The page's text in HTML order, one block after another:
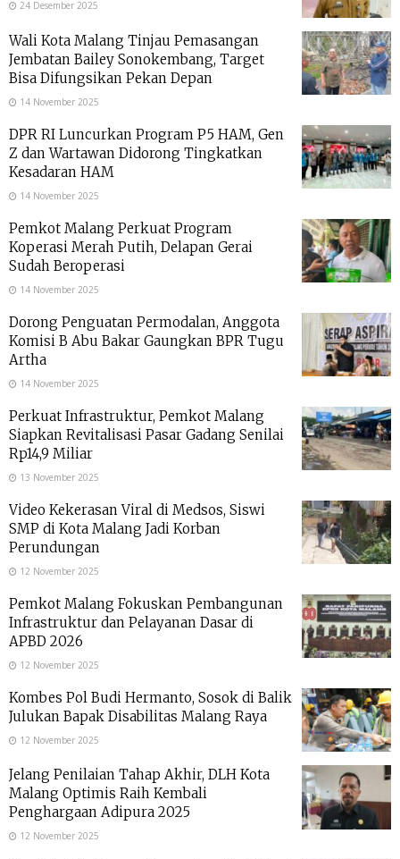
24 Desember 2025
Wali Kota Malang Tinjau Pemasangan
Jembatan Bailey Sonokembang, Target
Bisa Difungsikan Pekan Depan
14 November 2025
DPR RI Luncurkan Program P5 HAM, Gen
Z dan Wartawan Didorong Tingkatkan
Kesadaran HAM
14 November 2025
Pemkot Malang Perkuat Program
Koperasi Merah Putih, Delapan Gerai
Sudah Beroperasi
14 November 2025
Dorong Penguatan Permodalan, Anggota
Komisi B Abu Bakar Gaungkan BPR Tugu
Artha
14 November 2025
Perkuat Infrastruktur, Pemkot Malang
Siapkan Revitalisasi Pasar Gadang Senilai
Rp14,9 Miliar
13 November 2025
Video Kekerasan Viral di Medsos, Siswi
SMP di Kota Malang Jadi Korban
Perundungan
12 November 2025
Pemkot Malang Fokuskan Pembangunan
Infrastruktur dan Pelayanan Dasar di
APBD 2026
12 November 2025
Kombes Pol Budi Hermanto, Sosok di Balik
Julukan Bapak Disabilitas Malang Raya
12 November 2025
Jelang Penilaian Tahap Akhir, DLH Kota
Malang Optimis Raih Kembali
Penghargaan Adipura 2025
12 November 2025